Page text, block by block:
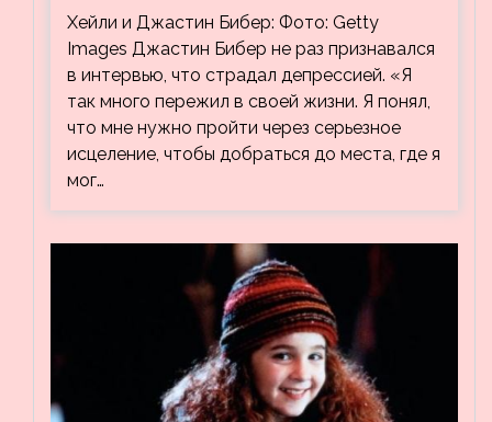
видео, на котором его успокаивает
Хейли
Хейли и Джастин Бибер: Фото: Getty
Images Джастин Бибер не раз признавался
в интервью, что страдал депрессией. «Я
так много пережил в своей жизни. Я понял,
что мне нужно пройти через серьезное
исцеление, чтобы добраться до места, где я
мог…